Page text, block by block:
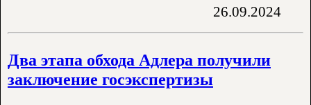
26.09.2024
Два этапа обхода Адлера получили
заключение госэкспертизы